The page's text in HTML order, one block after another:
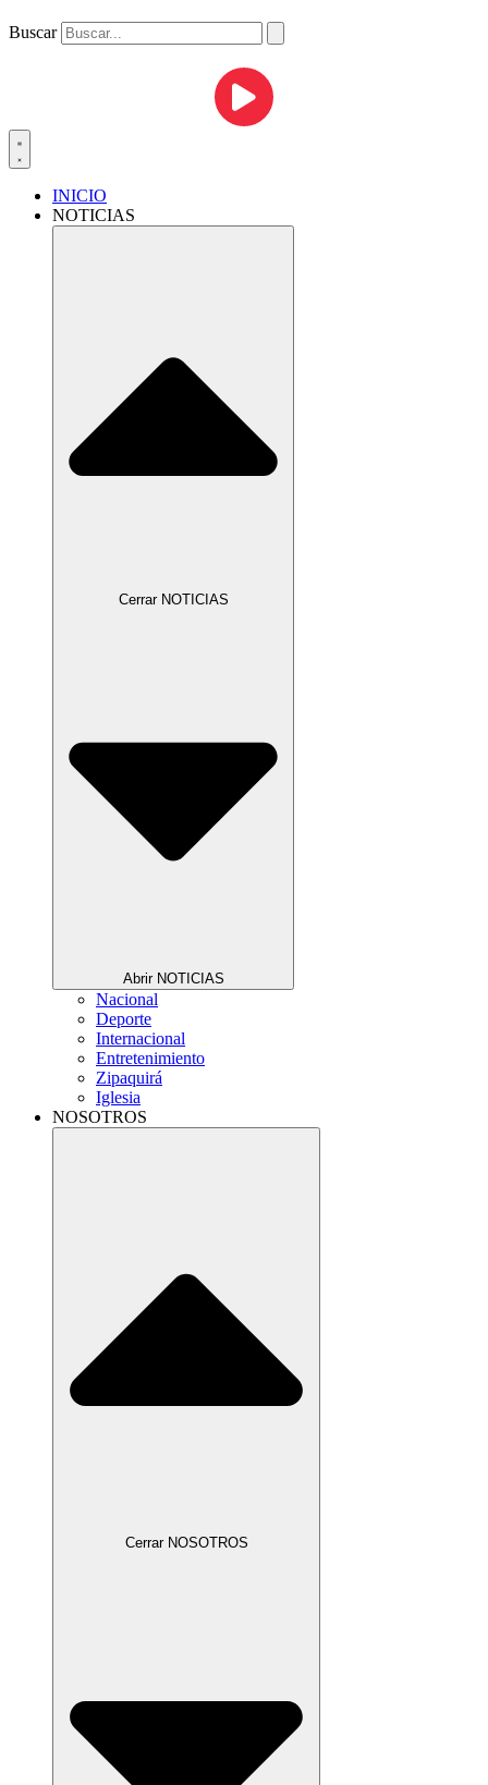
Buscar
INICIO
NOTICIAS
Cerrar NOTICIAS
Abrir NOTICIAS
Nacional
Deporte
Internacional
Entretenimiento
Zipaquirá
Iglesia
NOSOTROS
Cerrar NOSOTROS